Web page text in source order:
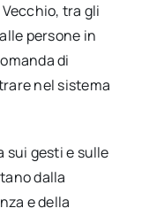
tra gli
persone in
di
nel sistema
sui gesti e sulle
dalla
e della